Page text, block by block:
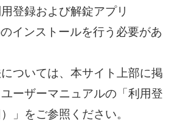
登録および解錠アプリ
インストールを行う必要があ
ついては、本サイト上部に掲
ーザーマニュアルの「利用登
」をご参照ください。